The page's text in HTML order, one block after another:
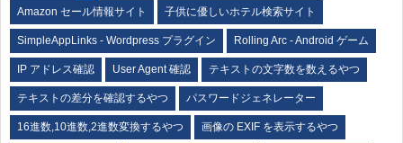
Amazon セール情報サイト 子供に優しいホテル検索サイト
SimpleAppLinks - Wordpress プラグイン Rolling Arc - Android ゲーム
IP アドレス確認 User Agent 確認 テキストの文字数を数えるやつ
テキストの差分を確認するやつ パスワードジェネレーター
16進数,10進数,2進数変換するやつ 画像の EXIF を表示するやつ